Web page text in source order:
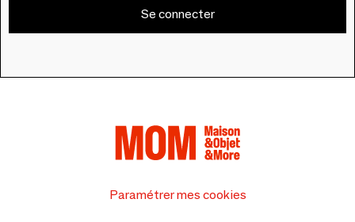
Se connecter
Paramétrer mes cookies